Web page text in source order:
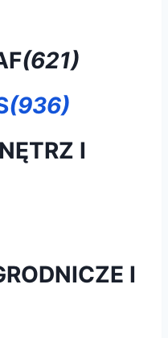
(621)
(936)
I
I